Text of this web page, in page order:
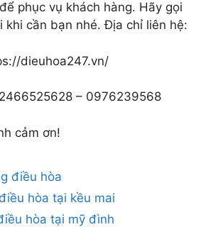
để phục vụ khách hàng. Hãy gọi
khi cần bạn nhé. Địa chỉ liên hệ:
dieuhoa247.vn/
– 0976239568
cảm ơn!
điều hòa
hòa tại kều mai
hòa tại mỹ đình